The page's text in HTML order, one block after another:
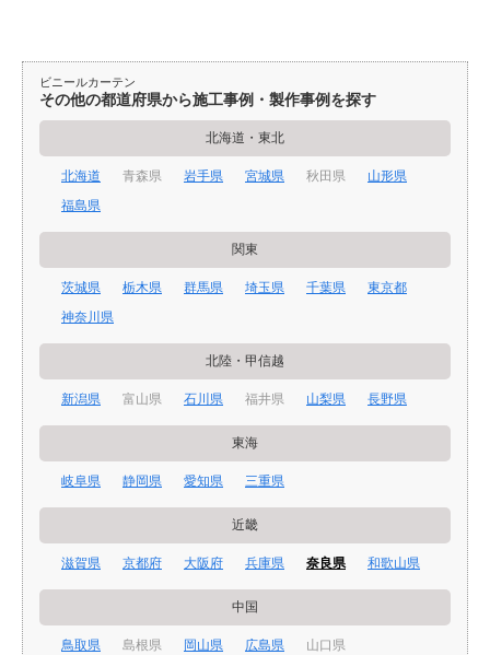
ビニールカーテン
その他の都道府県から施工事例・製作事例を探す
北海道・東北
北海道 青森県 岩手県 宮城県 秋田県
山形県
福島県
関東
茨城県 栃木県 群馬県 埼玉県 千葉県
東京都
神奈川県
北陸・甲信越
新潟県 富山県 石川県 福井県 山梨県 長野県
東海
岐阜県 静岡県 愛知県 三重県
近畿
滋賀県 京都府 大阪府 兵庫県 奈良県 和歌山県
中国
鳥取県 島根県 岡山県 広島県 山口県